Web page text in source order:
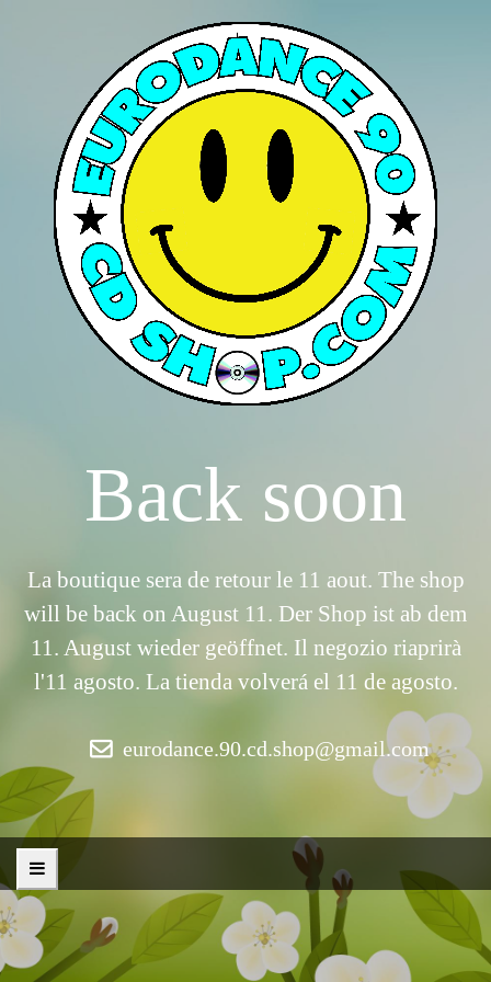
Back soon
La boutique sera de retour le 11 aout. The shop
will be back on August 11. Der Shop ist ab dem
11. August wieder geöffnet. Il negozio riaprirà
l'11 agosto. La tienda volverá el 11 de agosto.
eurodance.90.cd.shop@gmail.com